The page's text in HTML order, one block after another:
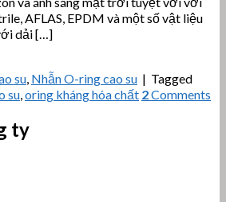
AFLAS, EPDM và một số vật liệu
dải […]
su Nhẫn O-ring cao su | Tagged
su oring kháng hóa chất 2Comments
ty